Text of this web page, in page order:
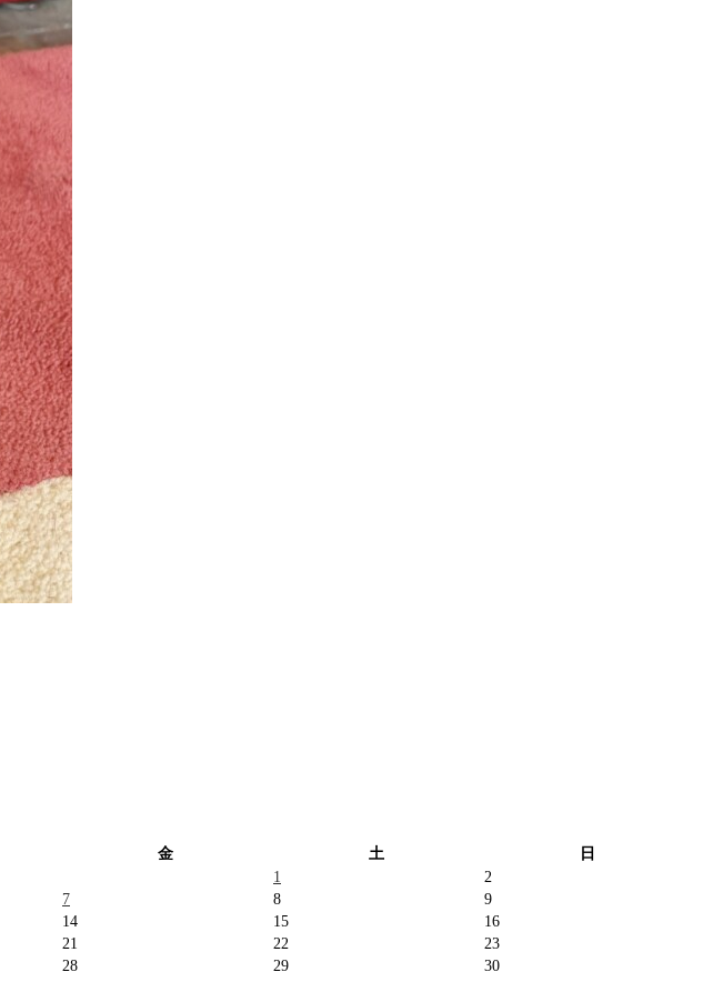
金 土
日
1
2
7 8
9
14 15
16
21 22
23
28 29
30